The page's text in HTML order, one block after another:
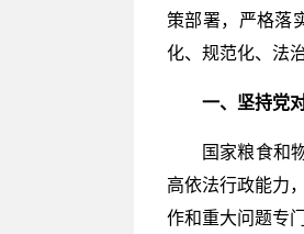
策部署，严格落
化、规范化、法
一、坚持党
国家粮食和
高依法行政能力
作和重大问题专